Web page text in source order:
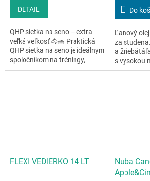
DETAIL
QHP sietka na seno – extra
veľká veľkosť 🐴🧺 Praktická
QHP sietka na seno je ideálnym
spoločníkom na tréningy,
súťaže alebo na cesty. Ľahko ju
Do
Ľanový
za
a
s vysokou
FLEXI VEDIERKO 14 LT
Nuba